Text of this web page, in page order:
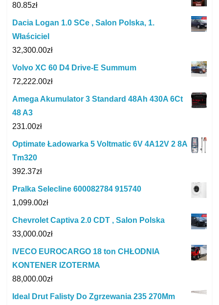
80.85zł
Dacia Logan 1.0 SCe , Salon Polska, 1.
Właściciel
32,300.00zł
Volvo XC 60 D4 Drive-E Summum
72,222.00zł
Amega Akumulator 3 Standard 48Ah 430A 6Ct
48 A3
231.00zł
Optimate Ładowarka 5 Voltmatic 6V 4A12V 2 8A
Tm320
392.37zł
Pralka Selecline 600082784 915740
1,099.00zł
Chevrolet Captiva 2.0 CDT , Salon Polska
33,000.00zł
IVECO EUROCARGO 18 ton CHŁODNIA
KONTENER IZOTERMA
88,000.00zł
Ideal Drut Falisty Do Zgrzewania 235 270Mm